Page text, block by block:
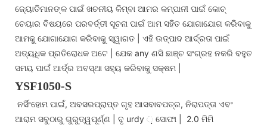
ଜ୍ୟୋତିମାନଙ୍କ ପାଇଁ ଖଚନୀୟ କିମ୍ବା ଆମର କମ୍ପାନୀ ପାଇଁ କୋଚ୍
ଚେୟାର ବିଷୟରେ ପରବର୍ତ୍ତୀ ସୂଚନା ପାଇଁ ଆମ ସହିତ ଯୋଗାଯୋଗ କରିବାକୁ
ଆମକୁ ଯୋଗାଯୋଗ କରିବାକୁ ସ୍ୱାଗତ | ଏହି ଉତ୍ପାଦ ଆର୍ଦ୍ରତା ପାଇଁ
ଅତ୍ୟଧିକ ପ୍ରତିରୋଧକ ଅଟେ | ଯେକ any ଣସି ଛାଞ୍ଚ ସଂଗ୍ରହ ନକରି ବହୁତ
ସମୟ ପାଇଁ ଆର୍ଦ୍ର ଅବସ୍ଥା ସହ୍ୟ କରିବାକୁ ସକ୍ଷମ |
YSF1050-S
ନର୍ସିଂହୋମ ପାଇଁ, ଅବସରପ୍ରାପ୍ତ ଗୃହ ଆସବାବପତ୍ର, ନିରାପତ୍ତା ଏବଂ
ଆରାମ ସବୁଠାରୁ ଗୁରୁତ୍ୱପୂର୍ଣ୍ଣ | ଦୃ urdy ଼ ସୋଫା | 2.0 ମିମି